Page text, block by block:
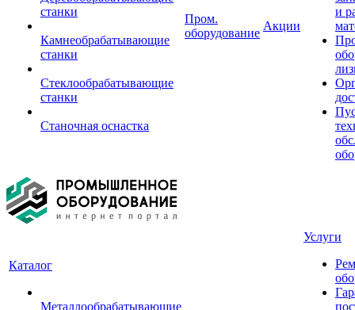
станки
Камнеобрабатывающие
станки
Стеклообрабатывающие
станки
Станочная оснастка
Пром.
оборудование
Акции
и
Каталог
Металлообрабатывающие
Услуги